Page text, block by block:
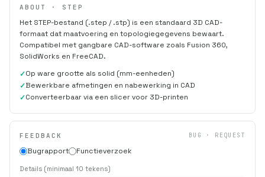
ABOUT · STEP
Het STEP-bestand (.step / .stp) is een standaard 3D CAD-
formaat dat maatvoering en topologiegegevens bewaart.
Compatibel met gangbare CAD-software zoals Fusion 360,
SolidWorks en FreeCAD.
Op ware grootte als solid (mm-eenheden)
Bewerkbare afmetingen en nabewerking in CAD
Converteerbaar via een slicer voor 3D-printen
FEEDBACK BUG · REQUEST
Bugrapport Functieverzoek
Details (minimaal 10 tekens)